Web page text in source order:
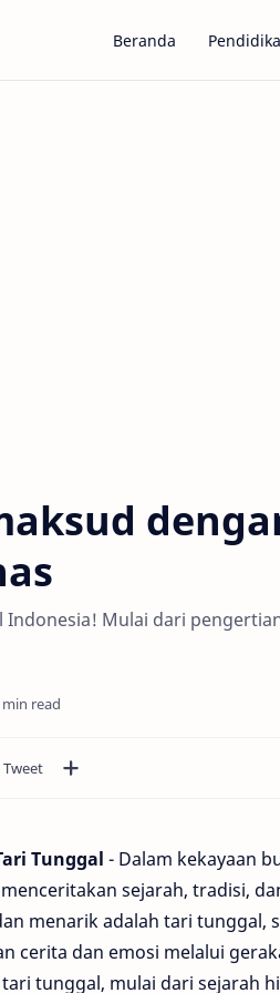
Beranda
Mulai dari
min read
Tunggal - Dalam kekayaan
sejarah, tradisi,
menarik adalah tari tunggal,
cerita dan emosi melalui
tunggal, mulai dari sejarah